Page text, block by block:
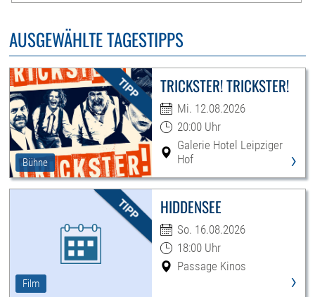
AUSGEWÄHLTE TAGESTIPPS
Bühne
TRICKSTER! TRICKSTER!
Mi. 12.08.2026
20:00 Uhr
Galerie Hotel Leipziger
Hof
›
Film
HIDDENSEE
So. 16.08.2026
18:00 Uhr
Passage Kinos
›